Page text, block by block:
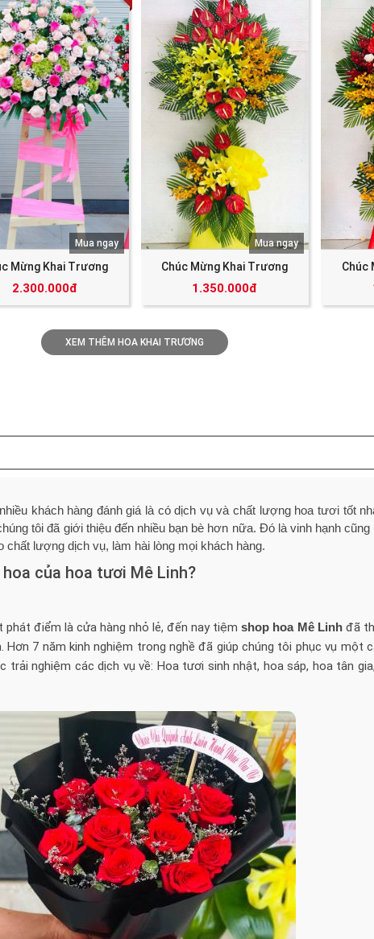
Mừng Khai Trương
2.300.000đ
Mua ngay
Chúc Mừng Khai Trương
1.350.000đ
Mua ngay
Chúc
XEM THÊM HOA KHAI TRƯƠNG
khách hàng đánh giá là có dịch vụ và chất lượng hoa tươi tốt
tôi đã giới thiệu đến nhiều bạn bè hơn nữa. Đó là vinh hạnh
chất lượng dịch vụ, làm hài lòng mọi khách hàng.
của hoa tươi Mê Linh?
điểm là cửa hàng nhỏ lẻ, đến nay tiệmshop hoa Mê Linhđã
Hơn 7 năm kinh nghiệm trong nghề đã giúp chúng tôi phục vụ một
trải nghiệm các dịch vụ về: Hoa tươi sinh nhật, hoa sáp, hoa tân